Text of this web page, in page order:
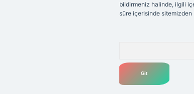
bildirmeniz halinde, ilgili
süre içerisinde sitemizden